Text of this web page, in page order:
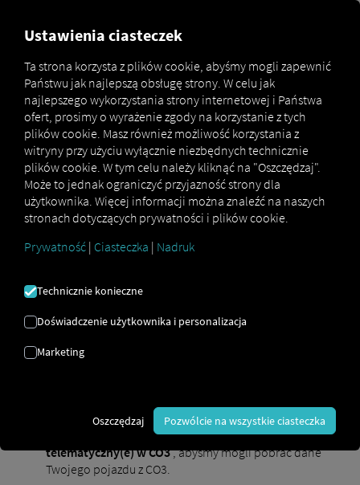
Marketplace Connectors Co3 Connect How to
WDRAŻANIE CO3
Instrukcja krok po kroku, jak
wyposażyć swoje pojazdy RIO
w RIOiCO3.
zainstalowany system(y)
telematyczny(e) w CO3, abyśmy mogli pobrać dane
Twojego pojazdu z CO3.
Ustawienia ciasteczek
Ta strona korzysta z plików cookie, abyśmy mogli zapewnić
Państwu jak najlepszą obsługę strony. W celu jak
najlepszego wykorzystania strony internetowej i Państwa
ofert, prosimy o wyrażenie zgody na korzystanie z tych
plików cookie. Masz również możliwość korzystania z
witryny przy użyciu wyłącznie niezbędnych technicznie
plików cookie. W tym celu należy kliknąć na "Oszczędzaj".
Może to jednak ograniczyć przyjazność strony dla
użytkownika. Więcej informacji można znaleźć na naszych
stronach dotyczących prywatności i plików cookie.
Prywatność | Ciasteczka | Nadruk
Technicznie konieczne
Doświadczenie użytkownika i personalizacja
Marketing
Oszczędzaj Pozwólcie na wszystkie ciasteczka